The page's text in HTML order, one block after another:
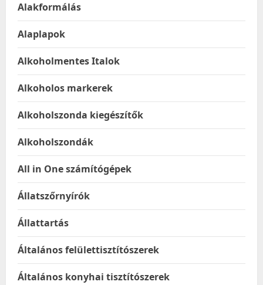
Alakformálás
Alaplapok
Alkoholmentes Italok
Alkoholos markerek
Alkoholszonda kiegészítők
Alkoholszondák
All in One számítógépek
Állatszőrnyírók
Állattartás
Általános felülettisztítószerek
Általános konyhai tisztítószerek